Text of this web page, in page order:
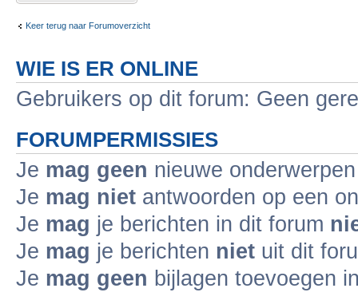
Keer terug naar Forumoverzicht
WIE IS ER ONLINE
Gebruikers op dit forum: Geen
FORUMPERMISSIES
Je mag geen nieuwe
Je mag niet antwoorden op een
Je mag je berichten in dit forum
Je mag je berichten niet uit dit
Je mag geen bijlagen toevoegen